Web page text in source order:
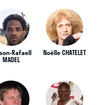
Rafaell
MADEL
Noëlle CHATELET